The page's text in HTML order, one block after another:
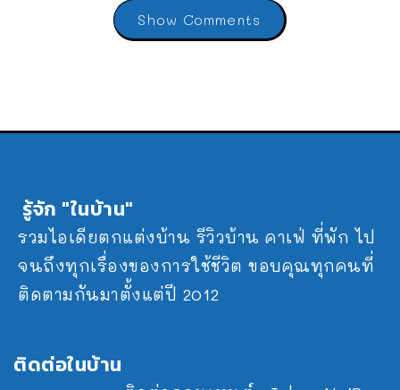
Show Comments
รู้จัก "ในบ้าน"
รวมไอเดียตกแต่งบ้าน รีวิวบ้าน คาเฟ่ ที่พัก ไป
จนถึงทุกเรื่องของการใช้ชีวิต ขอบคุณทุกคนที่
ติดตามกันมาตั้งแต่ปี 2012
ติดต่อในบ้าน